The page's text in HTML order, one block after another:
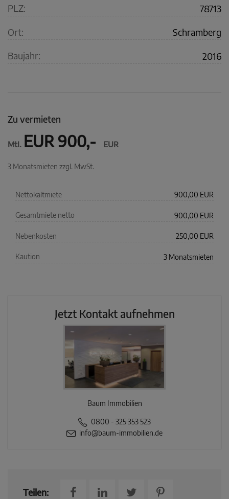
PLZ: 78713
Ort: Schramberg
Baujahr: 2016
Zu vermieten
Mtl. EUR 900,- EUR
3 Monatsmieten zzgl. MwSt.
Nettokaltmiete 900,00 EUR
Gesamtmiete netto 900,00 EUR
Nebenkosten 250,00 EUR
Kaution 3 Monatsmieten
Jetzt Kontakt aufnehmen
Baum Immobilien
0800 - 325 353 523
info@baum-immobilien.de
Teilen: